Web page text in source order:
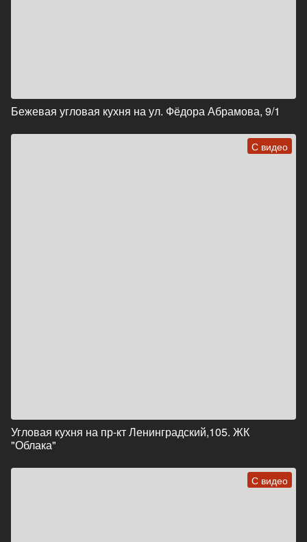
Бежевая угловая кухня на ул. Фёдора Абрамова, 9/1
С видео
Угловая кухня на пр-кт Ленинградский,105. ЖК
"Облака"
С видео